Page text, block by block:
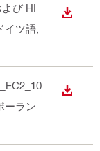
び HI
イツ語,
ダウン
ーラン
ダウン